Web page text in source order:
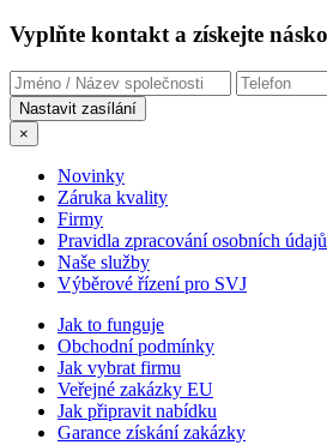
Vyplňte kontakt a získejte
×
Novinky
Záruka kvality
Firmy
Pravidla zpracování osobních údajů
Naše služby
Výběrové řízení pro SVJ
Jak to funguje
Obchodní podmínky
Jak vybrat firmu
Veřejné zakázky EU
Jak připravit nabídku
Garance získání zakázky